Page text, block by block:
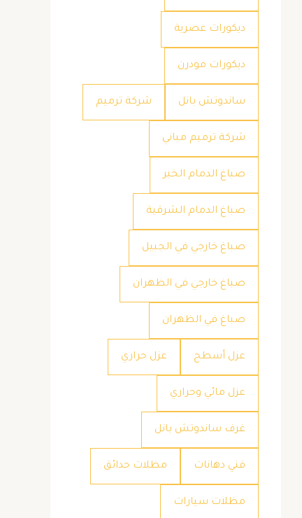
ديكورات عصرية
ديكورات مودرن
ساندوتش بانل شركة ترميم
شركة ترميم مباني
صباغ الدمام الخبر
صباغ الدمام الشرقية
صباغ خارجي في الجبيل
صباغ خارجي في الظهران
صباغ في الظهران
عزل أسطح عزل حراري
عزل مائي وحراري
غرف ساندوتش بانل
فني دهانات مظلات حدائق
مظلات سيارات